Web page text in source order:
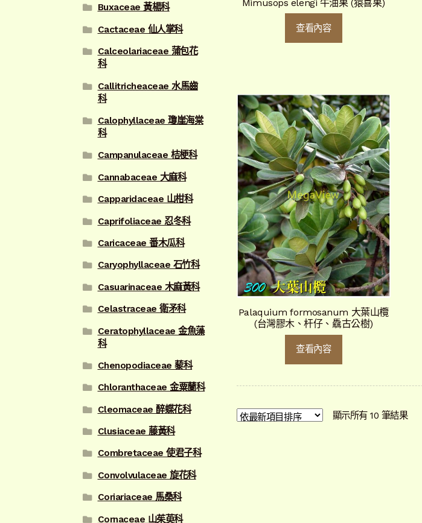
Mimusops elengi 牛油果 (猿喜果)
查看內容
Palaquium formosanum 大葉山欖
(台灣膠木、杆仔、驫古公樹)
查看內容
顯示所有 10 筆結果依
Buxaceae 黃楊科
Cactaceae 仙人掌科
Calceolariaceae 蒲包花
科
Callitricheaceae 水馬齒
科
Calophyllaceae 瓊崖海棠
科
Campanulaceae 桔梗科
Cannabaceae 大麻科
Capparidaceae 山柑科
Caprifoliaceae 忍冬科
Caricaceae 番木瓜科
Caryophyllaceae 石竹科
Casuarinaceae 木麻黃科
Celastraceae 衛矛科
Ceratophyllaceae 金魚藻
科
Chenopodiaceae 藜科
Chloranthaceae 金粟蘭科
Cleomaceae 醉蝶花科
Clusiaceae 藤黃科
Combretaceae 使君子科
Convolvulaceae 旋花科
Coriariaceae 馬桑科
Cornaceae 山茱萸科